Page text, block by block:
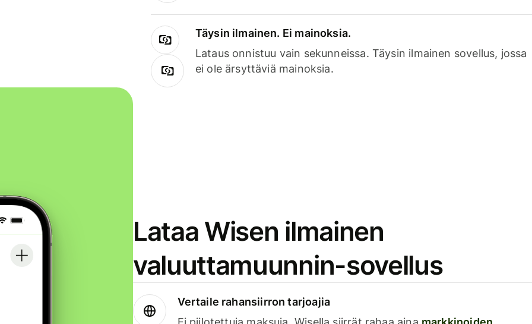
Täysin ilmainen. Ei mainoksia.
Lataus onnistuu vain sekunneissa. Täysin ilmainen sovellus, jossa
ei ole ärsyttäviä mainoksia.
Lataa Wisen ilmainen
valuuttamuunnin-sovellus
Vertaile rahansiirron tarjoajia